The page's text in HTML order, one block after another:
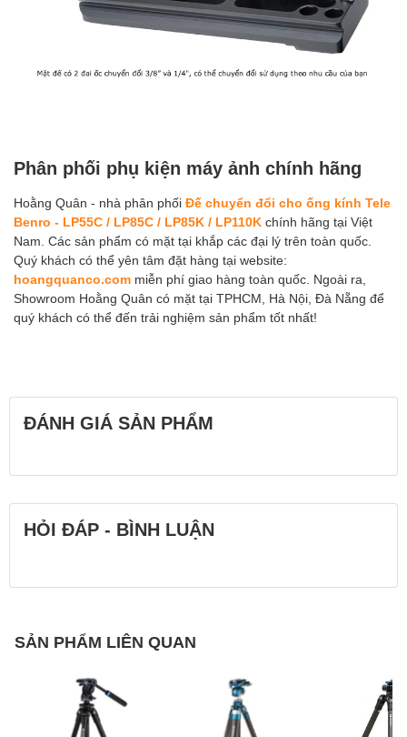
Phân phối phụ kiện máy ảnh chính hãng
Hoằng Quân - nhà phân phối Đế chuyển đổi cho ống kính Tele
Benro - LP55C / LP85C / LP85K / LP110K chính hãng tại Việt
Nam. Các sản phẩm có mặt tại khắp các đại lý trên toàn quốc.
Quý khách có thể yên tâm đặt hàng tại website:
hoangquanco.com miễn phí giao hàng toàn quốc. Ngoài ra,
Showroom Hoằng Quân có mặt tại TPHCM, Hà Nội, Đà Nẵng để
quý khách có thể đến trải nghiệm sản phẩm tốt nhất!
ĐÁNH GIÁ SẢN PHẨM
HỎI ĐÁP - BÌNH LUẬN
SẢN PHẨM LIÊN QUAN